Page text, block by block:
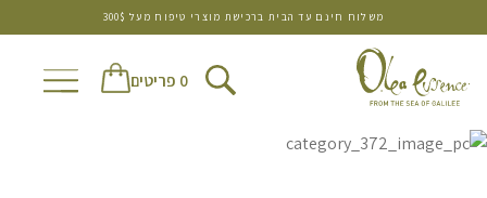
משלוח חינם עד הבית ברכישת מוצרי טיפוח מעל 300$
0 פריטים